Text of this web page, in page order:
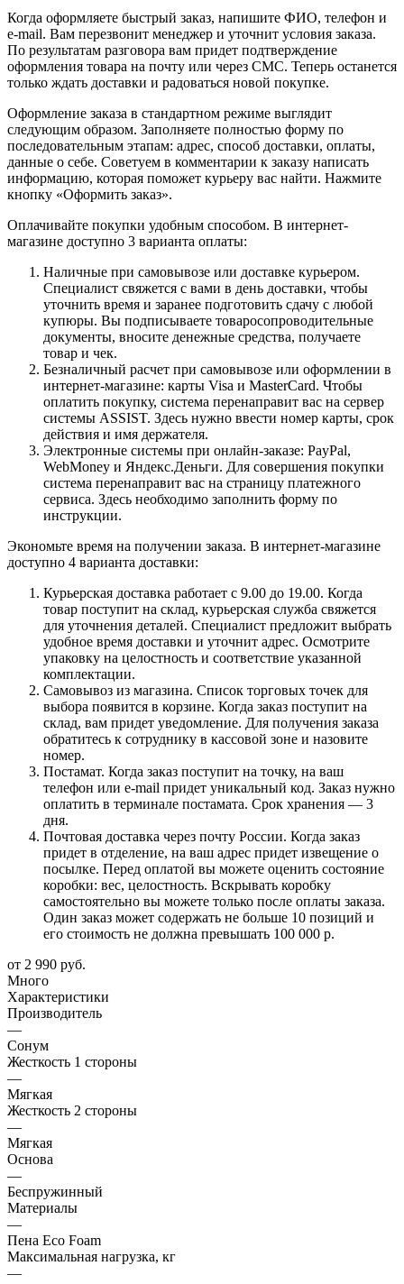
Когда оформляете быстрый заказ, напишите ФИО, телефон и
e-mail. Вам перезвонит менеджер и уточнит условия заказа.
По результатам разговора вам придет подтверждение
оформления товара на почту или через СМС. Теперь останется
только ждать доставки и радоваться новой покупке.
Оформление заказа в стандартном режиме выглядит
следующим образом. Заполняете полностью форму по
последовательным этапам: адрес, способ доставки, оплаты,
данные о себе. Советуем в комментарии к заказу написать
информацию, которая поможет курьеру вас найти. Нажмите
кнопку «Оформить заказ».
Оплачивайте покупки удобным способом. В интернет-
магазине доступно 3 варианта оплаты:
Наличные при самовывозе или доставке курьером.
Специалист свяжется с вами в день доставки, чтобы
уточнить время и заранее подготовить сдачу с любой
купюры. Вы подписываете товаросопроводительные
документы, вносите денежные средства, получаете
товар и чек.
Безналичный расчет при самовывозе или оформлении в
интернет-магазине: карты Visa и MasterCard. Чтобы
оплатить покупку, система перенаправит вас на сервер
системы ASSIST. Здесь нужно ввести номер карты, срок
действия и имя держателя.
Электронные системы при онлайн-заказе: PayPal,
WebMoney и Яндекс.Деньги. Для совершения покупки
система перенаправит вас на страницу платежного
сервиса. Здесь необходимо заполнить форму по
инструкции.
Экономьте время на получении заказа. В интернет-магазине
доступно 4 варианта доставки:
Курьерская доставка работает с 9.00 до 19.00. Когда
товар поступит на склад, курьерская служба свяжется
для уточнения деталей. Специалист предложит выбрать
удобное время доставки и уточнит адрес. Осмотрите
упаковку на целостность и соответствие указанной
комплектации.
Самовывоз из магазина. Список торговых точек для
выбора появится в корзине. Когда заказ поступит на
склад, вам придет уведомление. Для получения заказа
обратитесь к сотруднику в кассовой зоне и назовите
номер.
Постамат. Когда заказ поступит на точку, на ваш
телефон или e-mail придет уникальный код. Заказ нужно
оплатить в терминале постамата. Срок хранения — 3
дня.
Почтовая доставка через почту России. Когда заказ
придет в отделение, на ваш адрес придет извещение о
посылке. Перед оплатой вы можете оценить состояние
коробки: вес, целостность. Вскрывать коробку
самостоятельно вы можете только после оплаты заказа.
Один заказ может содержать не больше 10 позиций и
его стоимость не должна превышать 100 000 р.
от 2 990 руб.
Много
Характеристики
Производитель
—
Сонум
Жесткость 1 стороны
—
Мягкая
Жесткость 2 стороны
—
Мягкая
Основа
—
Беспружинный
Материалы
—
Пена Eco Foam
Максимальная нагрузка, кг
—